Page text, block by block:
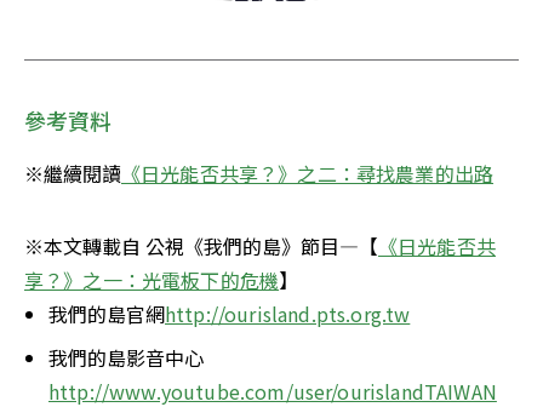
參考資料
※繼續閱讀 《日光能否共享？》之二：尋找農業的出路
※本文轉載自 公視《我們的島》節目—【 《日光能否共
享？》之一：光電板下的危機】
我們的島官網http://ourisland.pts.org.tw
我們的島影音中心
http://www.youtube.com/user/ourislandTAIWAN